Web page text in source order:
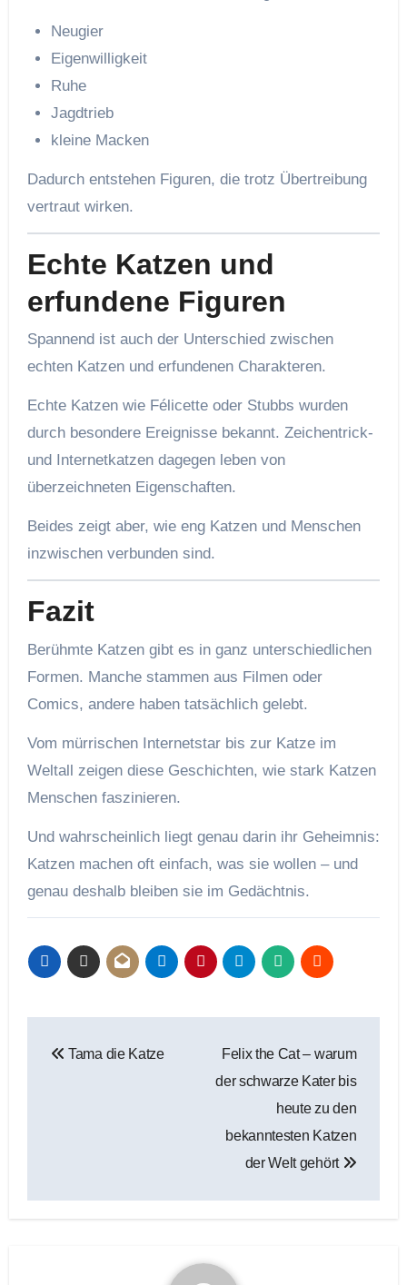
Neugier
Eigenwilligkeit
Ruhe
Jagdtrieb
kleine Macken
Dadurch entstehen Figuren, die trotz Übertreibung
vertraut wirken.
Echte Katzen und
erfundene Figuren
Spannend ist auch der Unterschied zwischen
echten Katzen und erfundenen Charakteren.
Echte Katzen wie Félicette oder Stubbs wurden
durch besondere Ereignisse bekannt. Zeichentrick-
und Internetkatzen dagegen leben von
überzeichneten Eigenschaften.
Beides zeigt aber, wie eng Katzen und Menschen
inzwischen verbunden sind.
Fazit
Berühmte Katzen gibt es in ganz unterschiedlichen
Formen. Manche stammen aus Filmen oder
Comics, andere haben tatsächlich gelebt.
Vom mürrischen Internetstar bis zur Katze im
Weltall zeigen diese Geschichten, wie stark Katzen
Menschen faszinieren.
Und wahrscheinlich liegt genau darin ihr Geheimnis:
Katzen machen oft einfach, was sie wollen – und
genau deshalb bleiben sie im Gedächtnis.
Tama die Katze
Felix the Cat – warum
der schwarze Kater bis
heute zu den
bekanntesten Katzen
der Welt gehört